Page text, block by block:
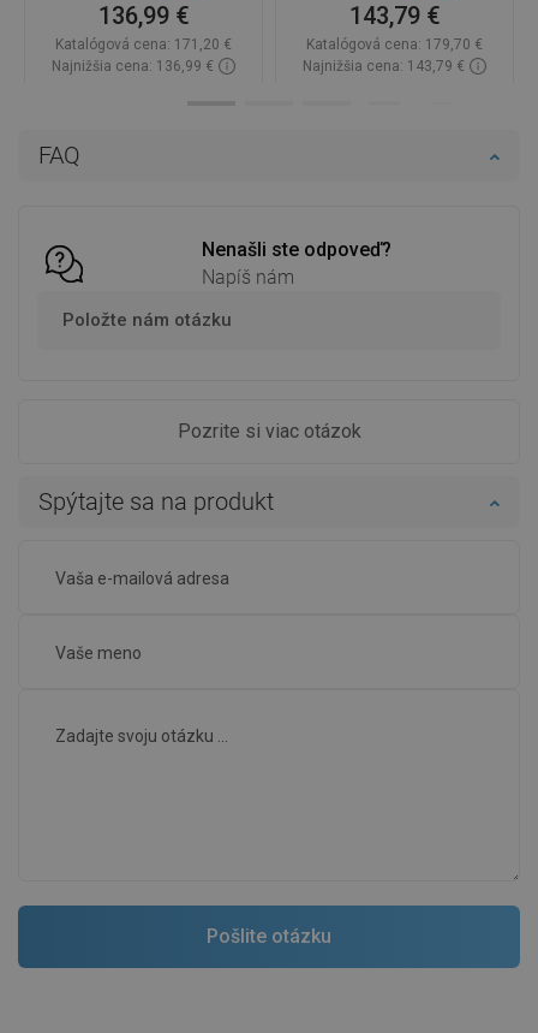
FAQ
Nenašli ste odpoveď?
Napíš nám
Položte nám otázku
Pozrite si viac otázok
Spýtajte sa na produkt
136,99 €
Katalógová cena: 171,20 €
Najnižšia cena: 136,99 €
143,79 €
Katalógová cena: 179,70 €
Najnižšia cena: 143,79 €